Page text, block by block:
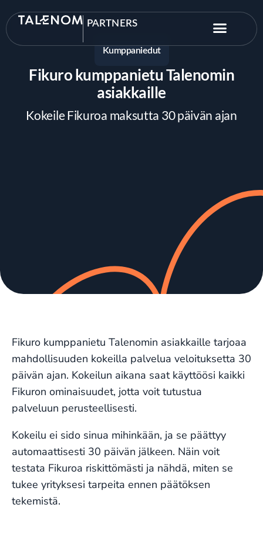
PARTNERS
Kumppaniedut
Fikuro kumppanietu Talenomin
asiakkaille
Kokeile Fikuroa maksutta 30 päivän ajan
Fikuro kumppanietu Talenomin asiakkaille tarjoaa
mahdollisuuden kokeilla palvelua veloituksetta 30
päivän ajan. Kokeilun aikana saat käyttöösi kaikki
Fikuron ominaisuudet, jotta voit tutustua
palveluun perusteellisesti.
Kokeilu ei sido sinua mihinkään, ja se päättyy
automaattisesti 30 päivän jälkeen. Näin voit
testata Fikuroa riskittömästi ja nähdä, miten se
tukee yrityksesi tarpeita ennen päätöksen
tekemistä.